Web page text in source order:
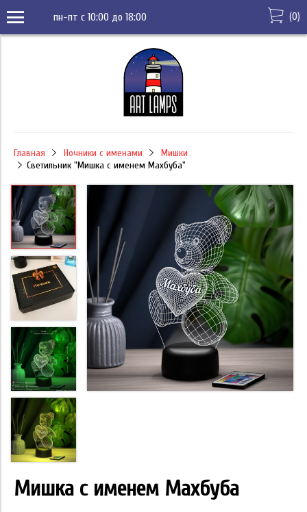
пн-пт с 10:00 до 18:00 (0)
Главная Ночники с именами
Мишки
Светильник "Мишка с именем Махбуба"
Мишка с именем Махбуба